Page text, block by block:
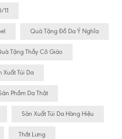
11
Quà Tặng Đồ Da Ý Nghĩa
Tặng Thầy Cô Giáo
Xuất Túi Da
Phẩm Da Thật
Sản Xuất Túi Da Hàng Hiệu
Thắt Lưng